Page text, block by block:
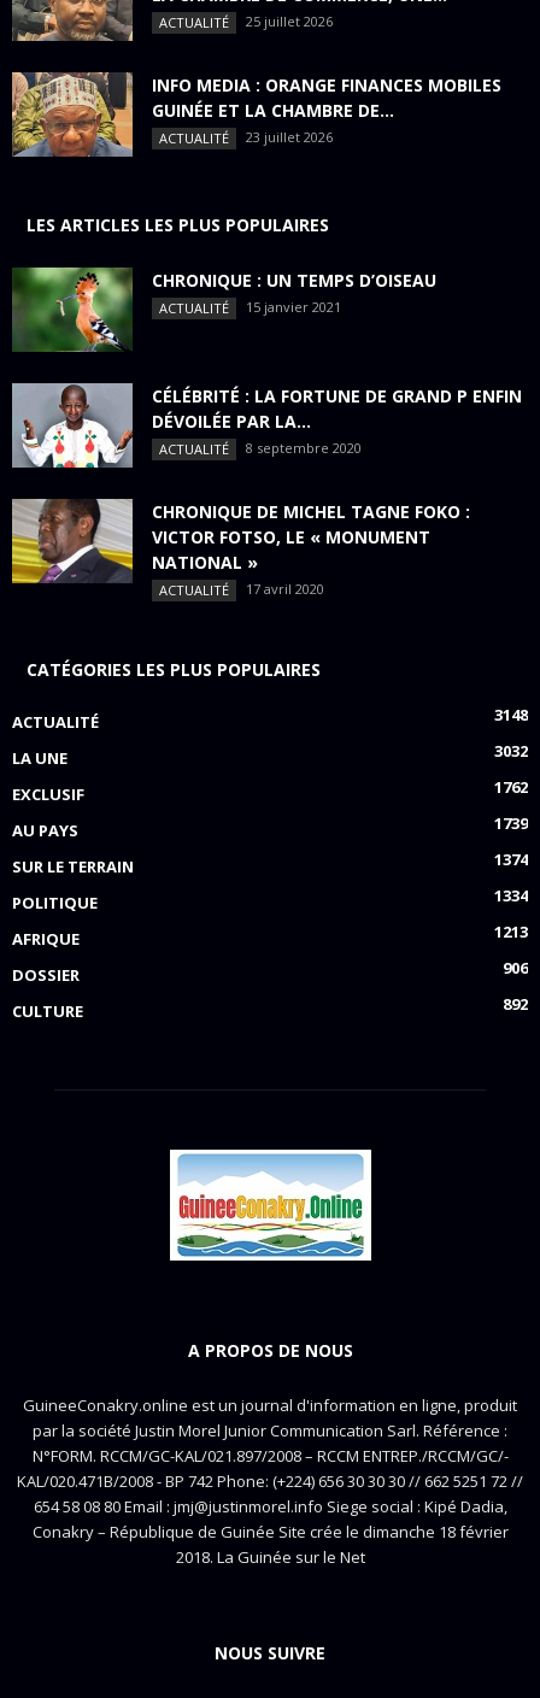
ACTUALITÉ 25 juillet 2026
INFO MEDIA : ORANGE FINANCES MOBILES
GUINÉE ET LA CHAMBRE DE...
ACTUALITÉ 23 juillet 2026
LES ARTICLES LES PLUS POPULAIRES
CHRONIQUE : UN TEMPS D’OISEAU
ACTUALITÉ 15 janvier 2021
CÉLÉBRITÉ : LA FORTUNE DE GRAND P ENFIN
DÉVOILÉE PAR LA...
ACTUALITÉ 8 septembre 2020
CHRONIQUE DE MICHEL TAGNE FOKO :
VICTOR FOTSO, LE « MONUMENT
NATIONAL »
ACTUALITÉ 17 avril 2020
CATÉGORIES LES PLUS POPULAIRES
ACTUALITÉ
3148
LA UNE
3032
EXCLUSIF
1762
AU PAYS
1739
SUR LE TERRAIN
1374
POLITIQUE
1334
AFRIQUE
1213
DOSSIER
906
CULTURE
892
A PROPOS DE NOUS
GuineeConakry.online est un journal d'information en ligne, produit
par la société Justin Morel Junior Communication Sarl. Référence :
N°FORM. RCCM/GC-KAL/021.897/2008 – RCCM ENTREP./RCCM/GC/-
KAL/020.471B/2008 - BP 742 Phone: (+224) 656 30 30 30 // 662 5251 72 //
654 58 08 80 Email : jmj@justinmorel.info Siege social : Kipé Dadia,
Conakry – République de Guinée Site crée le dimanche 18 février
2018. La Guinée sur le Net
NOUS SUIVRE